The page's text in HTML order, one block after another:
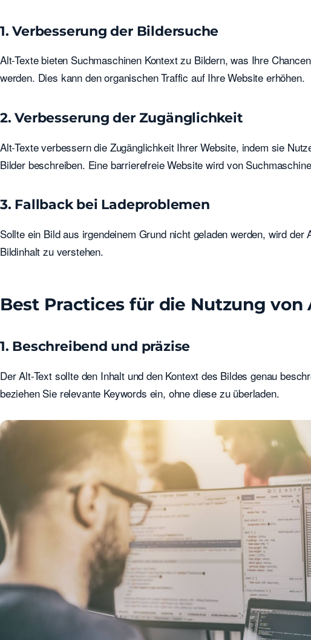
1. Verbesserung der Bildersuche
Alt-Texte bieten Suchmaschinen Kontext zu Bildern, was Ihre
werden. Dies kann den organischen Traffic auf Ihre Website erhöhen.
2. Verbesserung der Zugänglichkeit
Alt-Texte verbessern die Zugänglichkeit Ihrer Website, indem sie
Bilder beschreiben. Eine barrierefreie Website wird von
3. Fallback bei Ladeproblemen
Sollte ein Bild aus irgendeinem Grund nicht geladen werden, wird
Bildinhalt zu verstehen.
Best Practices für die Nutzung von
1. Beschreibend und präzise
Der Alt-Text sollte den Inhalt und den Kontext des Bildes genau
beziehen Sie relevante Keywords ein, ohne diese zu überladen.